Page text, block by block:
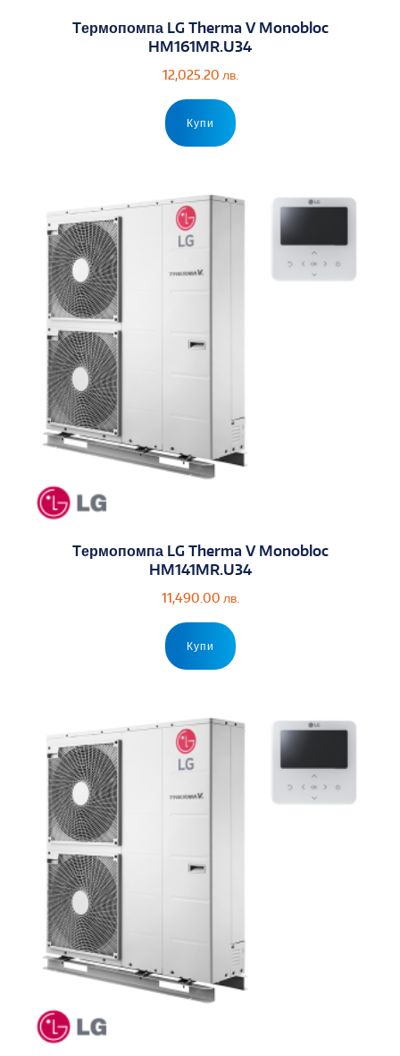
Tермопомпа LG Therma V Monobloc
HM161MR.U34
12,025.20 лв.
Купи
Tермопомпа LG Therma V Monobloc
HM141MR.U34
11,490.00 лв.
Купи